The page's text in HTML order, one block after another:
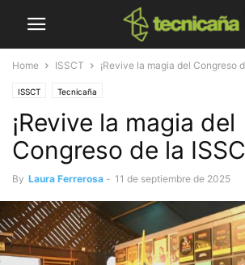
Home ISSCT ¡Revive la magia del Congreso
ISSCT Tecnicaña
¡Revive la magia del
Congreso de la
By Laura Ferrerosa - 11 de septiembre de 2025